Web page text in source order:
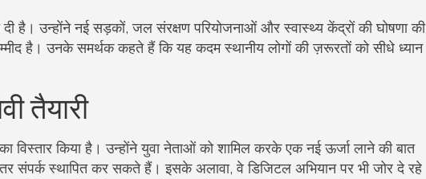
है। उन्होंने नई सड़कों, जल संरक्षण परियोजनाओं और स्वास्थ्य केंद्रों की घोषणा की
है। उनके समर्थक कहते हैं कि यह कदम स्थानीय लोगों की ज़रूरतों को सीधे ध्यान
तैयारी
का विस्तार किया है। उन्होंने युवा नेताओं को शामिल करके एक नई ऊर्जा लाने की बात
संपर्क स्थापित कर सकते हैं। इसके अलावा, वे डिजिटल अभियान पर भी जोर दे रहे